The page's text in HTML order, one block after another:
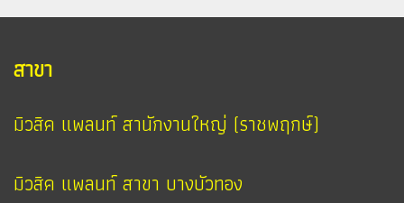
สาขา
มิวสิค แพลนท์ สานักงานใหญ่ (ราชพฤกษ์)
มิวสิค แพลนท์ สาขา บางบัวทอง